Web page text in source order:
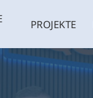
PROJEKTE